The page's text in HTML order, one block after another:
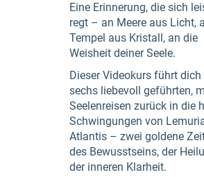
Eine Erinnerung, die sich
regt – an Meere aus Licht,
Tempel aus Kristall, an die
Weisheit deiner Seele.
Dieser Videokurs führt dich
sechs liebevoll geführten,
Seelenreisen zurück in die
Schwingungen von
Atlantis – zwei goldene
des Bewusstseins, der
der inneren Klarheit.